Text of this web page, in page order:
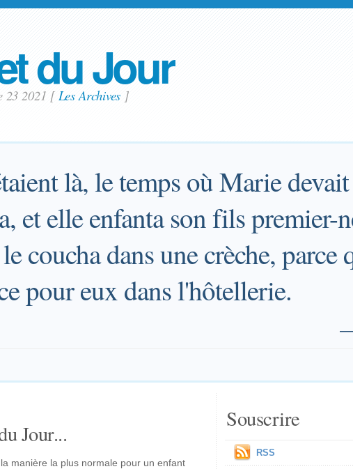
du Jour
23 2021 [ Les Archives ]
là, le temps où Marie devait
et elle enfanta son fils premier-
coucha dans une crèche, parce
pour eux dans l'hôtellerie.
Jour...
manière la plus normale pour un enfant
Souscrire
RSS